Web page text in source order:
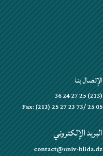
الإتصال بنا
(213) 25 27 24 36
Fax: (213) 25 27 23 73/ 25 05
البريد الإلكتروني
contact@univ-blida.dz